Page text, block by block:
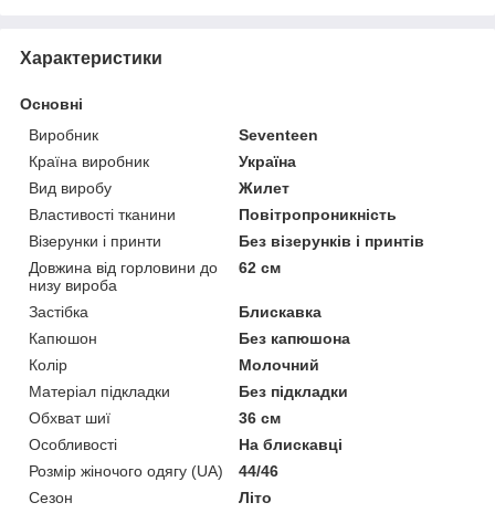
Характеристики
Основні
Виробник
Seventeen
Країна виробник
Україна
Вид виробу
Жилет
Властивості тканини
Повітропроникність
Візерунки і принти
Без візерунків і принтів
Довжина від горловини до
низу вироба
62 см
Застібка
Блискавка
Капюшон
Без капюшона
Колір
Молочний
Матеріал підкладки
Без підкладки
Обхват шиї
36 см
Особливості
На блискавці
Розмір жіночого одягу (UA)
44/46
Сезон
Літо